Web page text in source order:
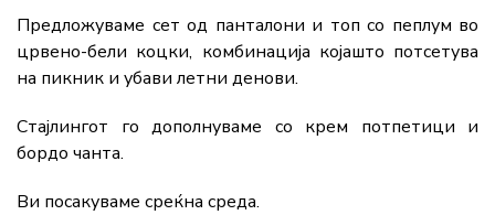
Предложуваме сет од панталони и топ со пеплум во
црвено-бели коцки, комбинација којашто потсетува
на пикник и убави летни денови.
Стајлингот го дополнуваме со крем потпетици и
бордо чанта.
Ви посакуваме среќна среда.